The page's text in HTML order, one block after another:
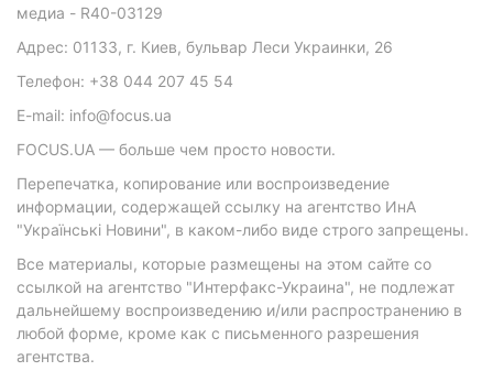
медиа - R40-03129
Адрес: 01133, г. Киев, бульвар Леси Украинки, 26
Телефон: +38 044 207 45 54
E-mail: info@focus.ua
FOCUS.UA — больше чем просто новости.
Перепечатка, копирование или воспроизведение
информации, содержащей ссылку на агентство ИнА
"Українські Новини", в каком-либо виде строго запрещены.
Все материалы, которые размещены на этом сайте со
ссылкой на агентство "Интерфакс-Украина", не подлежат
дальнейшему воспроизведению и/или распространению в
любой форме, кроме как с письменного разрешения
агентства.